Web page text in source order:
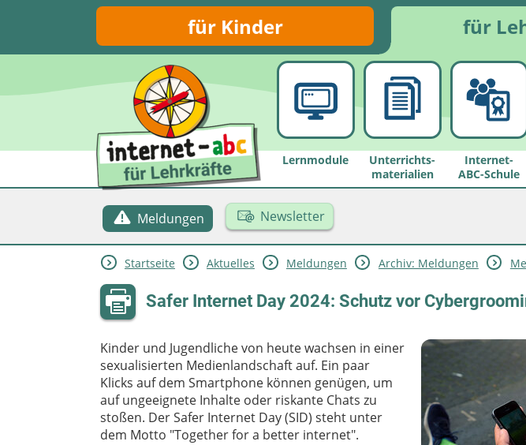
für Kinder für
Lernmodule
Unterrichts­
materialien
Internet-
ABC-Schule
Meldungen Newsletter
Startseite Aktuelles Meldungen Archiv: Meldungen
Safer Internet Day 2024: Schutz vor
Kinder und Jugendliche von heute wachsen in einer
sexualisierten Medienlandschaft auf. Ein paar
Klicks auf dem Smartphone können genügen, um
auf ungeeignete Inhalte oder riskante Chats zu
stoßen. Der Safer Internet Day (SID) steht unter
dem Motto "Together for a better internet".